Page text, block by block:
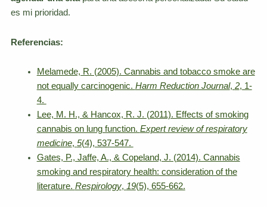
es mi prioridad.
Referencias:
Melamede, R. (2005). Cannabis and tobacco smoke are
not equally carcinogenic. Harm Reduction Journal, 2, 1-
4.
Lee, M. H., & Hancox, R. J. (2011). Effects of smoking
cannabis on lung function. Expert review of respiratory
medicine, 5(4), 537-547.
Gates, P., Jaffe, A., & Copeland, J. (2014). Cannabis
smoking and respiratory health: consideration of the
literature. Respirology, 19(5), 655-662.